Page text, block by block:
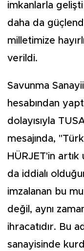
imkanlarla
daha da
milletimize
verildi.
Savunma
hesabından
dolayısıyla
mesajında,
HÜRJET'in artık
da iddialı
imzalanan bu
değil, aynı
ihracatıdır. Bu
sanayisinde